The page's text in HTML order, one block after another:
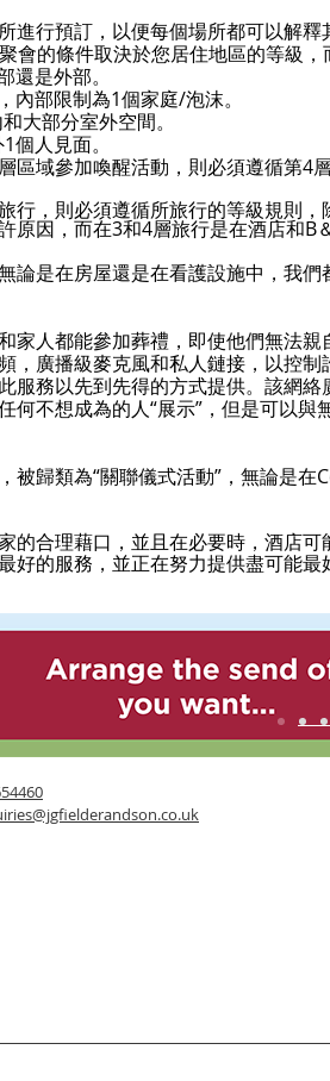
進行預訂，以便每個場所都可以解
會的條件取決於您居住地區的等級，
還是外部。
內部限制為1個家庭/泡沫。
大部分室外空間。
個人見面。
區域參加喚醒活動，則必須遵循第4
行，則必須遵循所旅行的等級規則
原因，而在3和4層旅行是在酒店和B
論是在房屋還是在看護設施中，我
家人都能參加葬禮，即使他們無法
，廣播級麥克風和私人鏈接，以控制
服務以先到先得的方式提供。該網
何不想成為的人“展示”，但是可以
被歸類為“關聯儀式活動”，無論是
的合理藉口，並且在必要時，酒店可
好的服務，並正在努力提供盡可能最